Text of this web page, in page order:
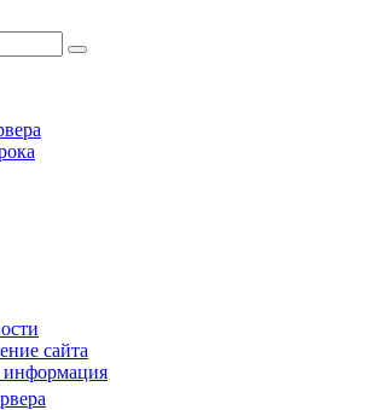
сайта